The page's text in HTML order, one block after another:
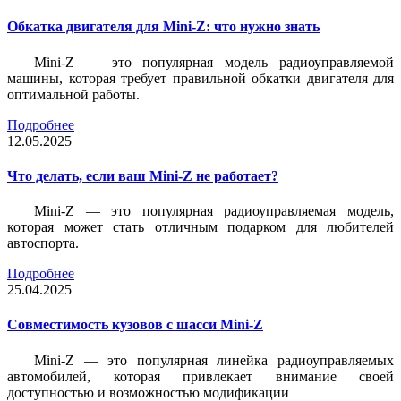
Обкатка двигателя для Mini-Z: что нужно знать
Mini-Z — это популярная модель радиоуправляемой
машины, которая требует правильной обкатки двигателя для
оптимальной работы.
Подробнее
12.05.2025
Что делать, если ваш Mini-Z не работает?
Mini-Z — это популярная радиоуправляемая модель,
которая может стать отличным подарком для любителей
автоспорта.
Подробнее
25.04.2025
Совместимость кузовов с шасси Mini-Z
Mini-Z — это популярная линейка радиоуправляемых
автомобилей, которая привлекает внимание своей
доступностью и возможностью модификации